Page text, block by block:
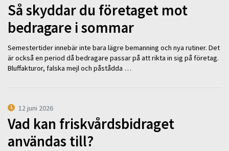
Så skyddar du företaget mot
bedragare i sommar
Semestertider innebär inte bara lägre bemanning och nya rutiner. Det
är också en period då bedragare passar på att rikta in sig på företag.
Bluffakturor, falska mejl och påstådda …
12 juni 2026
Vad kan friskvårdsbidraget
användas till?